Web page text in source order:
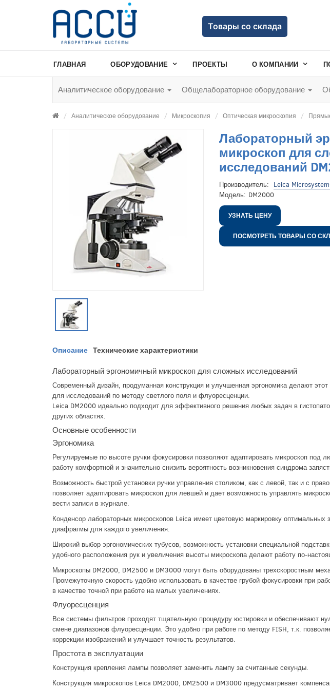
Товары со склада
ГЛАВНАЯ ОБОРУДОВАНИЕ ПРОЕКТЫ О КОМПАНИИ
Аналитическое оборудование Общелабораторное оборудование
Аналитическое оборудование Микроскопия Оптическая микроскопия
Лабораторный
микроскоп для
исследований
Производитель:
Leica
Модель: DM2000
УЗНАТЬ ЦЕНУ
ПОСМОТРЕТЬ ТОВАРЫ СО
Описание Технические характеристики
Лабораторный эргономичный микроскоп для сложных исследований
Современный дизайн, продуманная конструкция и улучшенная эргономика делают
для исследований по методу светлого поля и флуоресценции.
Leica DM2000 идеально подходит для эффективного решения любых задач в
других областях.
Основные особенности
Эргономика
Регулируемые по высоте ручки фокусировки позволяют адаптировать микроскоп под
работу комфортной и значительно снизить вероятность возникновения синдрома
Возможность быстрой установки ручки управления столиком, как с левой, так и с
позволяет адаптировать микроскоп для левшей и дает возможность управлять
вести записи в журнале.
Конденсор лабораторных микроскопов Leica имеет цветовую маркировку оптимальных
диафрагмы для каждого увеличения.
Широкий выбор эргономических тубусов, возможность установки специальной
удобного расположения рук и увеличения высоты микроскопа делают работу по-
Микроскопы DM2000, DM2500 и DM3000 могут быть оборудованы трехскоростным
Промежуточную скорость удобно использовать в качестве грубой фокусировки при
в качестве точной при работе на малых увеличениях.
Флуоресценция
Все системы фильтров проходят тщательную процедуру юстировки и обеспечивают
смене диапазонов флуоресценции. Это удобно при работе по методу FISH, т.к.
коррекции изображений и улучшает точность результатов.
Простота в эксплуатации
Конструкция крепления лампы позволяет заменить лампу за считанные секунды.
Конструкция микроскопов Leica DM2000, DM2500 и DM3000 предусматривает